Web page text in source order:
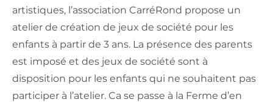
artistiques, l’association CarréRond propose un
atelier de création de jeux de société pour les
enfants à partir de 3 ans. La présence des parents
est imposé et des jeux de société sont à
disposition pour les enfants qui ne souhaitent pas
participer à l’atelier. Ca se passe à la Ferme d’en